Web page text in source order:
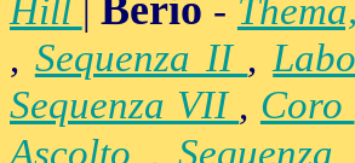
Hill |Berio -
, Sequenza II ,
Sequenza VII , Coro
Ascolto , Sequenza